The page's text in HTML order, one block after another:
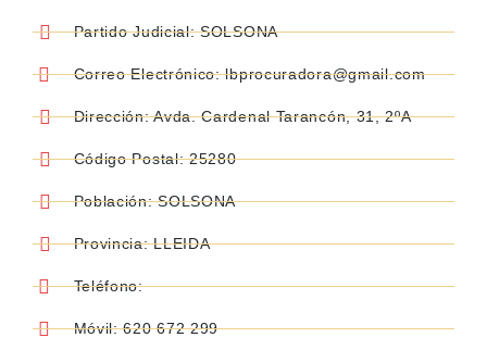
Partido Judicial: SOLSONA
Correo Electrónico: lbprocuradora@gmail.com
Dirección: Avda. Cardenal Tarancón, 31, 2ºA
Código Postal: 25280
Población: SOLSONA
Provincia: LLEIDA
Teléfono:
Móvil: 620 672 299